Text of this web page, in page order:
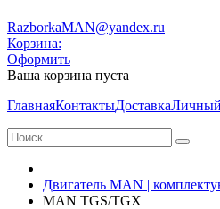
RazborkaMAN@yandex.ru
Корзина:
Оформить
Ваша корзина пуста
ГлавнаяКонтактыДоставка
Двигатель MAN |
MAN TGS/TGX